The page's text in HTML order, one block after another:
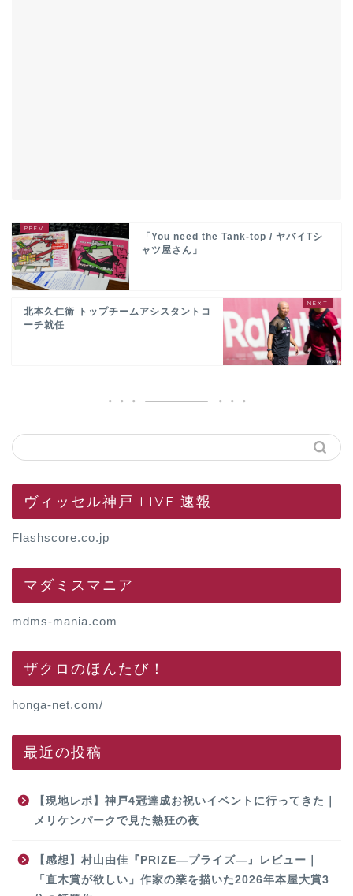
「You need the Tank-top / ヤバイTシ
ャツ屋さん」
北本久仁衛 トップチームアシスタントコ
ーチ就任
ヴィッセル神戸 LIVE 速報
Flashscore.co.jp
マダミスマニア
mdms-mania.com
ザクロのほんたび！
honga-net.com/
最近の投稿
【現地レポ】神戸4冠達成お祝いイベントに行ってきた｜
メリケンパークで見た熱狂の夜
【感想】村山由佳『PRIZE―プライズ―』レビュー｜
「直木賞が欲しい」作家の業を描いた2026年本屋大賞3